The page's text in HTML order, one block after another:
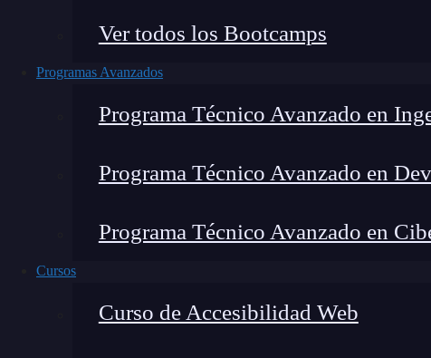
Ver todos los Bootcamps
Programas Avanzados
Programa Técnico Avanzado en
Programa Técnico Avanzado en
Programa Técnico Avanzado en
Cursos
Curso de Accesibilidad Web